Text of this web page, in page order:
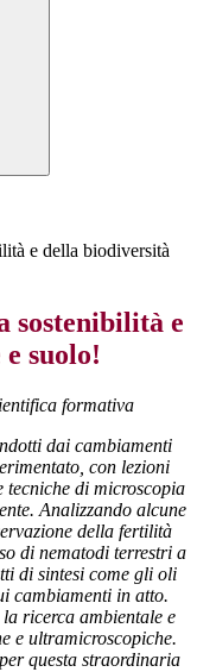
e della biodiversità
sostenibilità e
suolo!
formativa
dai cambiamenti
con lezioni
di microscopia
Analizzando alcune
della fertilità
di nematodi terrestri a
di sintesi come gli oli
cambiamenti in atto.
ricerca ambientale e
e ultramicroscopiche.
per questa straordinaria